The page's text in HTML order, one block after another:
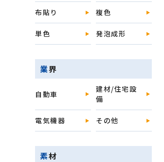
布貼り 複色
単色 発泡成形
業界
自動車
建材/住宅設
備
電気機器 その他
素材